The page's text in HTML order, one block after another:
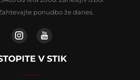
ponudbo že danes.
V STIK